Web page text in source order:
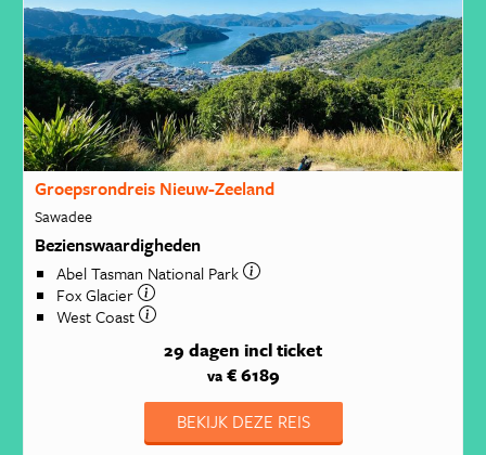
Groepsrondreis Nieuw-Zeeland
Sawadee
Bezienswaardigheden
Abel Tasman National Park
Fox Glacier
West Coast
29 dagen incl ticket
va€ 6189
BEKIJK DEZE REIS